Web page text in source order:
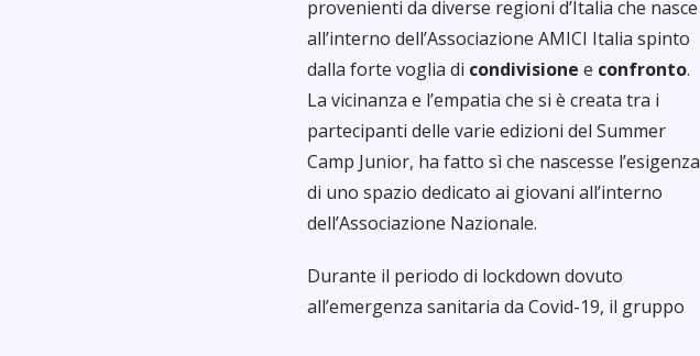
provenienti da diverse regioni d’Italia che nasce
all’interno dell’Associazione AMICI Italia spinto
dalla forte voglia di condivisione e confronto.
La vicinanza e l’empatia che si è creata tra i
partecipanti delle varie edizioni del Summer
Camp Junior, ha fatto sì che nascesse l’esigenza
di uno spazio dedicato ai giovani all’interno
dell’Associazione Nazionale.
Durante il periodo di lockdown dovuto
all’emergenza sanitaria da Covid-19, il gruppo